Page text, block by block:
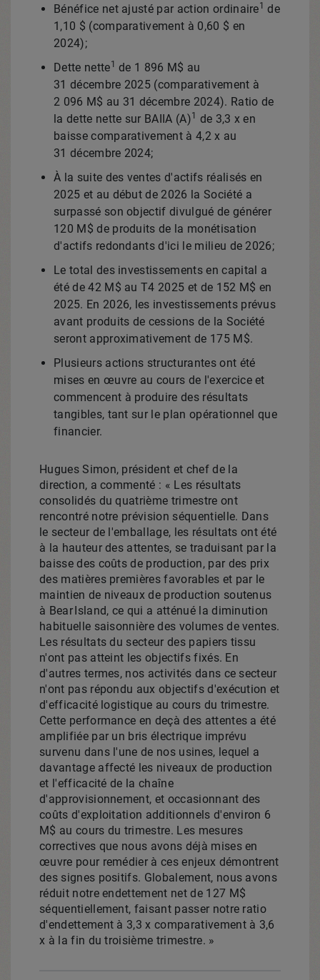
Bénéfice net ajusté par action ordinaire1 de
1,10 $ (comparativement à 0,60 $ en
2024);
Dette nette1 de 1 896 M$ au
31 décembre 2025 (comparativement à
2 096 M$ au 31 décembre 2024). Ratio de
la dette nette sur BAIIA (A)1
de 3,3 x en
baisse comparativement à 4,2 x au
31 décembre 2024;
À la suite des ventes d'actifs réalisés en
2025 et au début de 2026 la Société a
surpassé son objectif divulgué de générer
120 M$ de produits de la monétisation
d'actifs redondants d'ici le milieu de 2026;
Le total des investissements en capital a
été de 42 M$ au T4 2025 et de 152 M$ en
2025. En 2026, les investissements prévus
avant produits de cessions de la Société
seront approximativement de 175 M$.
Plusieurs actions structurantes ont été
mises en œuvre au cours de l'exercice et
commencent à produire des résultats
tangibles, tant sur le plan opérationnel que
financier.
Hugues Simon, président et chef de la
direction, a commenté : « Les résultats
consolidés du quatrième trimestre ont
rencontré notre prévision séquentielle. Dans
le secteur de l'emballage, les résultats ont été
à la hauteur des attentes, se traduisant par la
baisse des coûts de production, par des prix
des matières premières favorables et par le
maintien de niveaux de production soutenus
à Bear Island, ce qui a atténué la diminution
habituelle saisonnière des volumes de ventes.
Les résultats du secteur des papiers tissu
n'ont pas atteint les objectifs fixés. En
d'autres termes, nos activités dans ce secteur
n'ont pas répondu aux objectifs d'exécution et
d'efficacité logistique au cours du trimestre.
Cette performance en deçà des attentes a été
amplifiée par un bris électrique imprévu
survenu dans l'une de nos usines, lequel a
davantage affecté les niveaux de production
et l'efficacité de la chaîne
d'approvisionnement, et occasionnant des
coûts d'exploitation additionnels d'environ 6
M$ au cours du trimestre. Les mesures
correctives que nous avons déjà mises en
œuvre pour remédier à ces enjeux démontrent
des signes positifs. Globalement, nous avons
réduit notre endettement net de 127 M$
séquentiellement, faisant passer notre ratio
d'endettement à 3,3 x comparativement à 3,6
x à la fin du troisième trimestre. »